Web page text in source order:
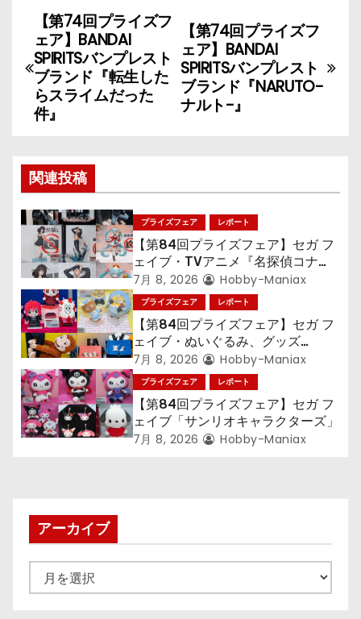
投
稿
ナ
ビ
ゲ
ー
シ
ョ
ン
【第74回プライズフ
ェア】BANDAI
SPIRITSバンプレスト
ブランド『NARUTO-
ナルト-』
【第74回プライズフ
ェア】BANDAI
SPIRITSバンプレスト
ブランド『転生した
らスライムだった
件』
関連投稿
プライズフェア レポート
【第84回プライズフェア】セガ フ
ェイブ・TVアニメ『名探偵コナ
ン』TVアニメ『呪術廻戦』『〈物
語〉シリーズ』「初音ミク」
7月 8, 2026 Hobby-Maniax
プライズフェア レポート
【第84回プライズフェア】セガ フ
ェイブ・ぬいぐるみ、グッズ
『LiSA』『ミニオン』『おさるの
ジョージ』『ポケットモンスター』
7月 8, 2026 Hobby-Maniax
プライズフェア レポート
【第84回プライズフェア】セガ フ
ェイブ「サンリオキャラクターズ」
7月 8, 2026 Hobby-Maniax
アーカイブ
ー